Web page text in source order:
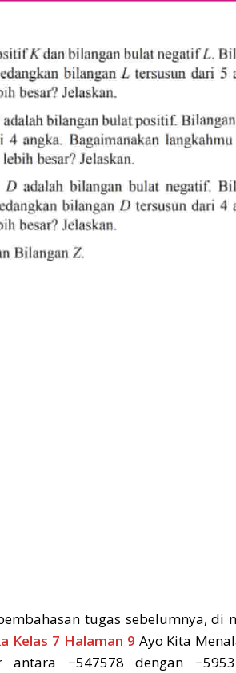
tugas sebelumnya, di
Kelas 7 Halaman 9 Ayo Kita
−547578 dengan